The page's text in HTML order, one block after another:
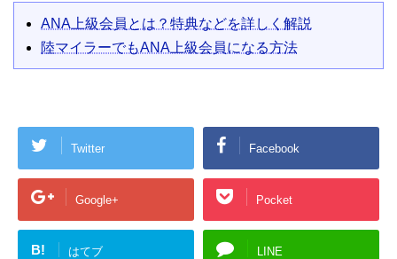
ANA上級会員とは？特典などを詳しく解説
陸マイラーでもANA上級会員になる方法
Twitter Facebook
Google+ Pocket
B! はてブ LINE